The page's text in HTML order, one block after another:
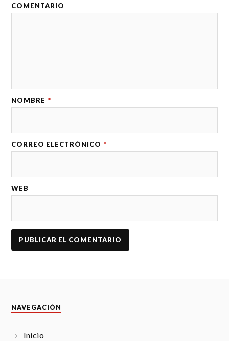
COMENTARIO
NOMBRE *
CORREO ELECTRÓNICO *
WEB
NAVEGACIÓN
Inicio